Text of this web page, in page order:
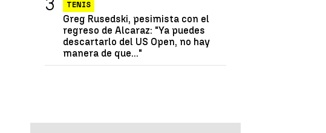
TENIS
Greg Rusedski, pesimista con el
regreso de Alcaraz: "Ya puedes
descartarlo del US Open, no hay
manera de que..."